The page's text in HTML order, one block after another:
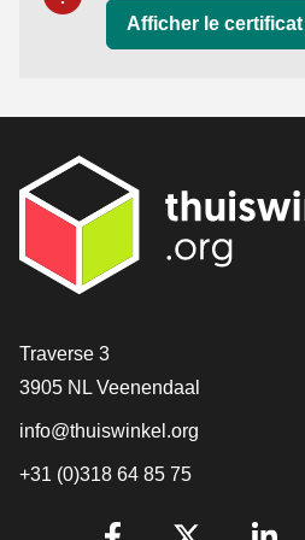
Afficher le certificat
[_General:Contact]
Traverse 3
3905 NL Veenendaal
info@thuiswinkel.org
+31 (0)318 64 85 75
[_General:SocialMediaTitle]